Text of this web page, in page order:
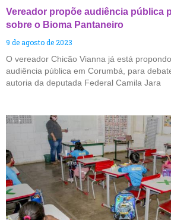
Vereador propõe audiência pública
sobre o Bioma Pantaneiro
9 de agosto de 2023
O vereador Chicão Vianna já está
audiência pública em Corumbá, para
autoria da deputada Federal Camila Jara